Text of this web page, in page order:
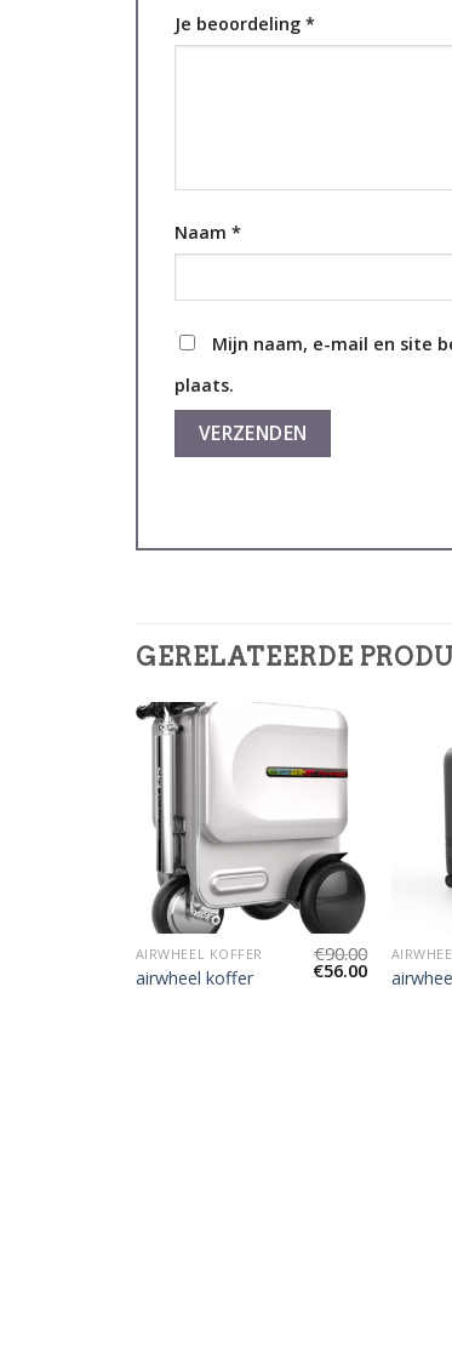
Je beoordeling *
Naam *
Mijn naam, e-mail en site
plaats.
GERELATEERDE
AIRWHEEL KOFFER
airwheel koffer
€90.00
€56.00